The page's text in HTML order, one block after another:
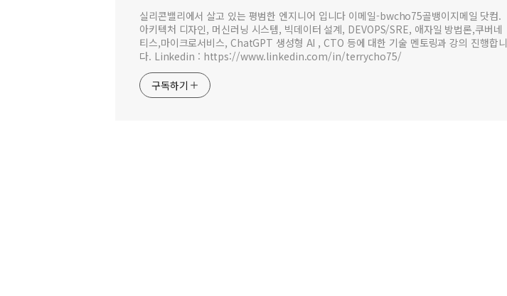
실리콘밸리에서 살고 있는 평범한 엔지니어 입니다 이메일-bwcho75골뱅이지메일 닷컴.
아키텍처 디자인, 머신러닝 시스템, 빅데이터 설계, DEVOPS/SRE, 애자일 방법론,쿠버네
티스,마이크로서비스, ChatGPT 생성형 AI , CTO 등에 대한 기술 멘토링과 강의 진행합니
다. Linkedin : https://www.linkedin.com/in/terrycho75/
구독하기